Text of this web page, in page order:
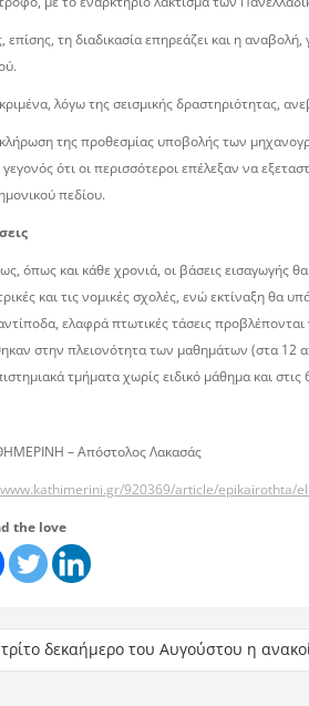
επίσης, τη διαδικασία επηρεάζει και η
λόγω της σεισμικής δραστηριότητας,
της προθεσμίας υποβολής των
γεγονός ότι οι περισσότεροι επέλεξαν να
πεδίου.
όπως και κάθε χρονιά, οι βάσεις εισαγωγής
και τις νομικές σχολές, ενώ εκτίναξη
ελαφρά πτωτικές τάσεις προβλέπονται
στην πλειονότητα των μαθημάτων (στα 12
τμήματα χωρίς ειδικό μάθημα και στις
– Απόστολος Λακασάς
920369/article/epikairothta/
the love
δεκαήμερο του Αυγούστου η